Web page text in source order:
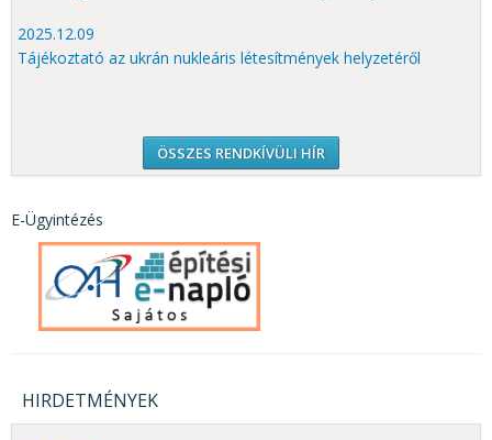
2025.12.09
Tájékoztató az ukrán nukleáris létesítmények helyzetéről
ÖSSZES RENDKÍVÜLI HÍR
E-Ügyintézés
HIRDETMÉNYEK